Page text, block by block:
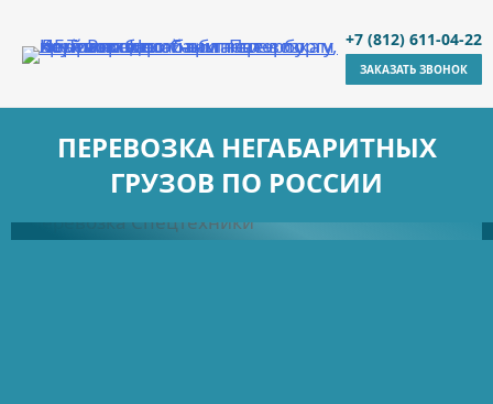
+7 (812) 611-04-22
ЗАКАЗАТЬ ЗВОНОК
ПЕРЕВОЗКА НЕГАБАРИТНЫХ
ГРУЗОВ ПО РОССИИ
ДОРОЖНО-СТРОИТЕЛЬНОЙ, КАРЬЕРНОЙ
ГОРНОДОБЫВАЮЩЕЙ, ЛЕСОЗАГОТОВИТЕЛЬНОЙ
СЕЛЬСКОХОЗЯЙСТВЕННОЙ, КРАНОВОЙ ТЕХНИКИ